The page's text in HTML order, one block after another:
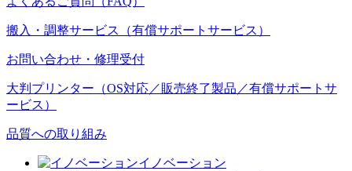
搬入・調整サービス（有償サポートサービス）
お問い合わせ・修理受付
大判プリンター（OS対応／販売終了製品／有償サポートサ
ービス）
品質への取り組み
イノベーション